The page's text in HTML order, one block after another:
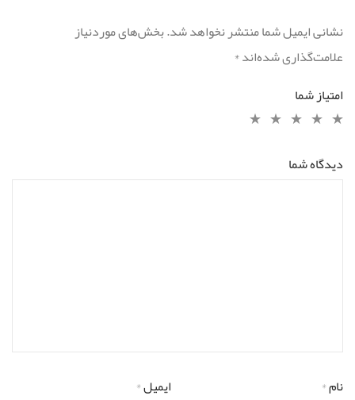
نشانی ایمیل شما منتشر نخواهد شد.بخش‌های موردنیاز
علامت‌گذاری شده‌اند*
امتیاز شما
دیدگاه شما
نام* ایمیل*